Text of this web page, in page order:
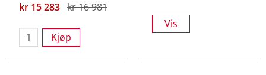
kr 15 283 kr 16 981
Kjøp
Vis